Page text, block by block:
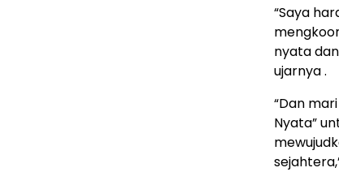
“Saya
nyata
ujarnya .
“Dan
Nyata”